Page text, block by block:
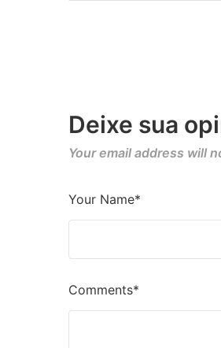
Deixe sua
Your email address will
Comments*
Your Name*